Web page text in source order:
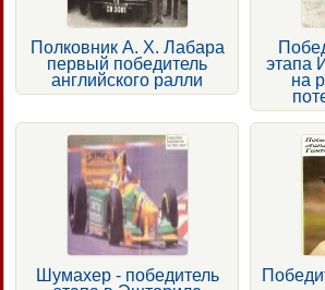
Полковник А. X. Лабара
первый победитель
английского ралли
этапа
на
Шумахер - победитель